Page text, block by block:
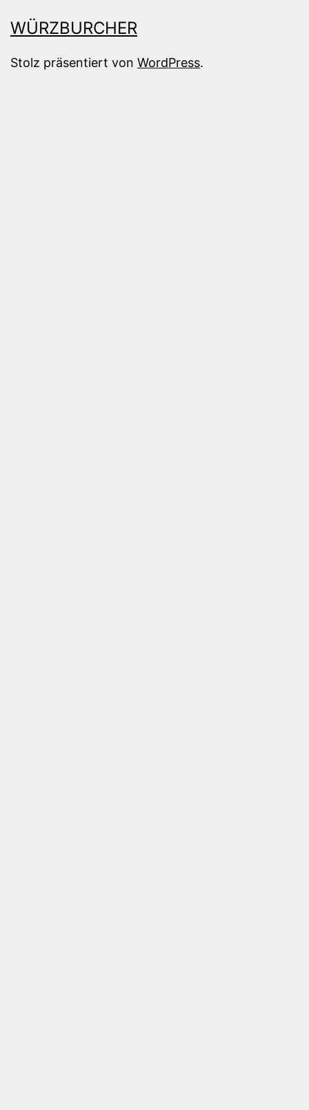
WÜRZBURCHER
Stolz präsentiert von WordPress.